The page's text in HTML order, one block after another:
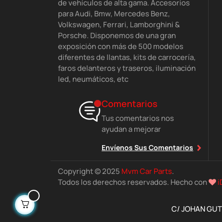
de vehículos de alta gama. Accesorios
para Audi, Bmw, Mercedes Benz,
Volkswagen, Ferrari, Lamborghini &
Porsche. Disponemos de una gran
exposición con más de 500 modelos
diferentes de llantas, kits de carrocería,
faros delanteros y traseros, iluminación
led, neumáticos, etc
Comentarios
Tus comentarios nos
ayudan a mejorar
Envíenos Sus Comentarios
Copyright © 2025 Mvm Car Parts.
Todos los derechos reservados. Hecho con
C/ JOHAN